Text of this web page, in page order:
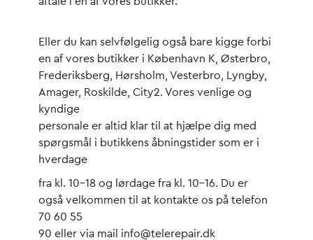
Eller du kan selvfølgelig også bare kigge forbi
en af vores butikker i København K, Østerbro,
Frederiksberg, Hørsholm, Vesterbro, Lyngby,
Amager, Roskilde, City2. Vores venlige og
kyndige
personale er altid klar til at hjælpe dig med
spørgsmål i butikkens åbningstider som er i
hverdage
fra kl. 10-18 og lørdage fra kl. 10-16. Du er
også velkommen til at kontakte os på telefon
70 60 55
90 eller via mail info@telerepair.dk